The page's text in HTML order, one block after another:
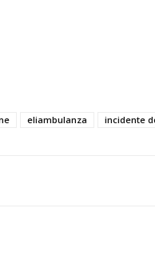
eliambulanza incidente